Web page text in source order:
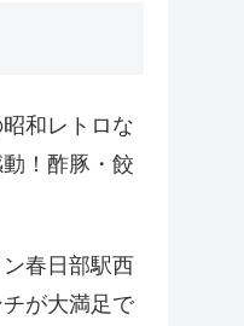
昭和レトロな
！酢豚・餃
春日部駅西
が大満足で